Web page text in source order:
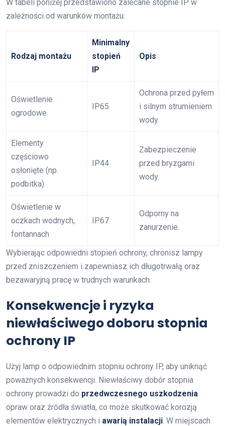
W tabeli poniżej przedstawiono zalecane stopnie IP w
zależności od warunków montażu:
Rodzaj montażu
Minimalny
stopień
IP
Opis
Oświetlenie
ogrodowe
IP65
Ochrona przed pyłem
i silnym strumieniem
wody.
Elementy
częściowo
osłonięte (np.
podbitka)
IP44
Zabezpieczenie
przed bryzgami
wody.
Oświetlenie w
oczkach wodnych,
fontannach
IP67
Odporny na
zanurzenie.
Wybierając odpowiedni stopień ochrony, chronisz lampy
przed zniszczeniem i zapewniasz ich długotrwałą oraz
bezawaryjną pracę w trudnych warunkach.
Konsekwencje i ryzyka
niewłaściwego doboru stopnia
ochrony IP
Użyj lamp o odpowiednim stopniu ochrony IP, aby uniknąć
poważnych konsekwencji. Niewłaściwy dobór stopnia
ochrony prowadzi do przedwczesnego uszkodzenia
opraw oraz źródła światła, co może skutkować korozją
elementów elektrycznych i awarią instalacji. W miejscach